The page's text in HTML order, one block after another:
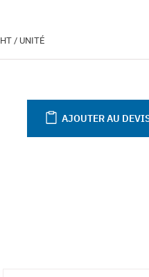
HT / UNITÉ
AJOUTER AU